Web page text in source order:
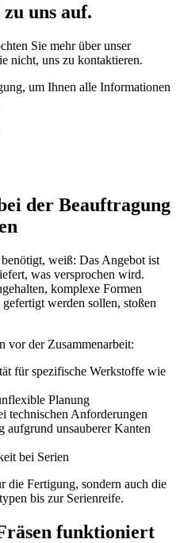
zu uns auf​.
Sie mehr über unser
nicht, uns zu kontaktieren.
um Ihnen alle Informationen
der Beauftragung
weiß: Das Angebot ist
was versprochen wird.
komplexe Formen
werden sollen, stoßen
vor der Zusammenarbeit:
für spezifische Werkstoffe wie
Planung
technischen Anforderungen
aufgrund unsauberer Kanten
bei Serien
die Fertigung, sondern auch die
bis zur Serienreife.
funktioniert